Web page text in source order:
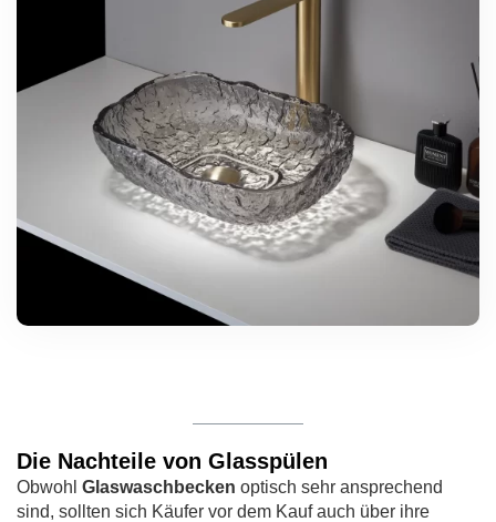
Die Nachteile von Glasspülen
Obwohl Glaswaschbecken optisch sehr ansprechend
sind, sollten sich Käufer vor dem Kauf auch über ihre